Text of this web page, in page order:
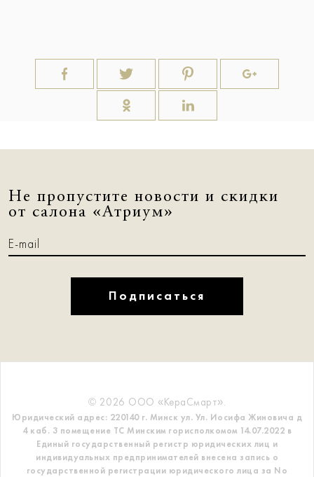
Не пропустите новости и скидки
от салона «Атриум»
Подписаться
© 2026 ООО «КераСмарт».
Юридический адрес: 220140 г. Минск ул. Ул. Иосифа Жиновича д
4 каб. 3 помещение ТС Минским горисполкомом 14.07.2022 в
Единый государственный регистр юридических лиц и
индивидуальных предпринимателей внесена запись о
государственной регистрации юридического лица за No